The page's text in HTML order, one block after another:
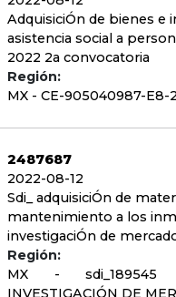
AdquisiciÓn de bienes e
asistencia social a
2022 2a convocatoria
Región:
MX - CE-905040987-E8-
2487687
2022-08-12
Sdi_ adquisiciÓn de
mantenimiento a los
investigaciÓn de
Región:
MX - sdi_189545
INVESTIGACIÓN DE